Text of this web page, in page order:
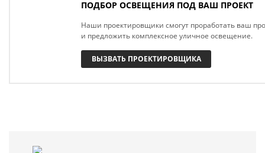
ПОДБОР ОСВЕЩЕНИЯ ПОД ВАШ ПРОЕКТ
Наши проектировщики смогут проработать ваш
и предложить комплексное уличное освещение.
ВЫЗВАТЬ ПРОЕКТИРОВЩИКА